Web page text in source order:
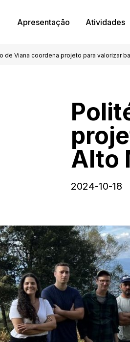
Apresentação Atividades
de Viana coordena projeto para valorizar
Alto
2024-10-18